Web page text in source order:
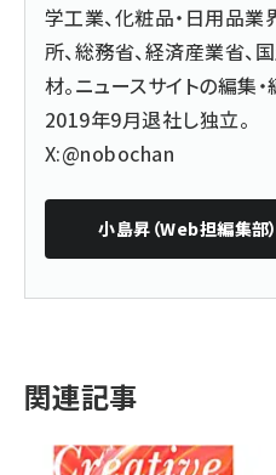
学工業、化粧品・日用品
所、総務省、経済産業省
材。ニュースサイトの編集
2019年9月退社し独立。
X:@nobochan
小島昇（Web担編集部）
関連記事